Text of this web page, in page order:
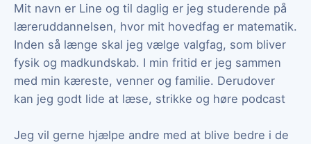
Mit navn er Line og til daglig er jeg studerende på
læreruddannelsen, hvor mit hovedfag er matematik.
Inden så længe skal jeg vælge valgfag, som bliver
fysik og madkundskab. I min fritid er jeg sammen
med min kæreste, venner og familie. Derudover
kan jeg godt lide at læse, strikke og høre podcast
Jeg vil gerne hjælpe andre med at blive bedre i de